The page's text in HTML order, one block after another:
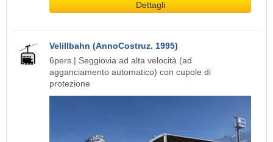
Dettagli
Velillbahn (AnnoCostruz. 1995)
6pers.| Seggiovia ad alta velocità (ad
agganciamento automatico) con cupole di
protezione